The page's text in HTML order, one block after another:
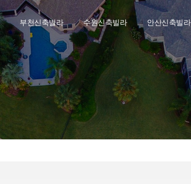
부천신축빌라 수원신축빌라 안산신축빌라